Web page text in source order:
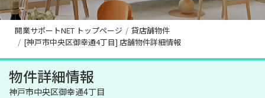
開業サポートNET トップページ
貸店舗物件
[神戸市中央区御幸通4丁目] 店舗物件詳細情報
物件詳細情報
神戸市中央区御幸通4丁目